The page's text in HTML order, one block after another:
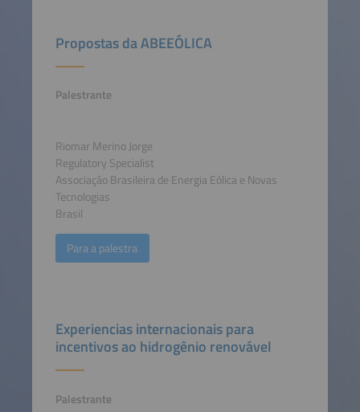
Propostas da ABEEÓLICA
Palestrante
Riomar Merino Jorge
Regulatory Specialist
Associação Brasileira de Energia Eólica e Novas
Tecnologias
Brasil
Para a palestra
Experiencias internacionais para
incentivos ao hidrogênio renovável
Palestrante